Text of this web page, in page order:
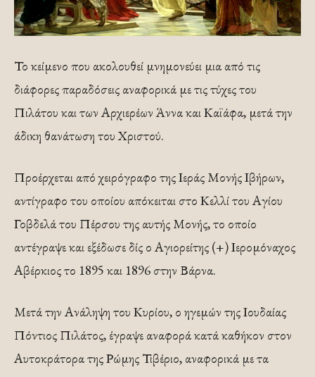
Το κείμενο που ακολουθεί μνημονεύει μια από τις
διάφορες παραδόσεις αναφορικά με τις τύχες του
Πιλάτου και των Αρχιερέων Άννα και Καϊάφα, μετά την
άδικη θανάτωση του Χριστού.
Προέρχεται από χειρόγραφο της Ιεράς Μονής Ιβήρων,
αντίγραφο του οποίου απόκειται στο Κελλί του Αγίου
Γοβδελά του Πέρσου της αυτής Μονής, το οποίο
αντέγραψε και εξέδωσε δίς ο Αγιορείτης (+) Ιερομόναχος
Αβέρκιος το 1895 και 1896 στην Βάρνα.
Μετά την Ανάληψη του Κυρίου, ο ηγεμών της Ιουδαίας
Πόντιος Πιλάτος, έγραψε αναφορά κατά καθήκον στον
Αυτοκράτορα της Ρώμης Τιβέριο, αναφορικά με τα